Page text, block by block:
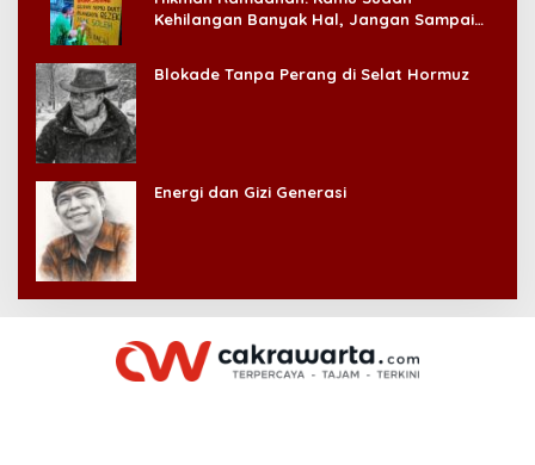
Kehilangan Banyak Hal, Jangan Sampai
Blokade Tanpa Perang di Selat Hormuz
Energi dan Gizi Generasi